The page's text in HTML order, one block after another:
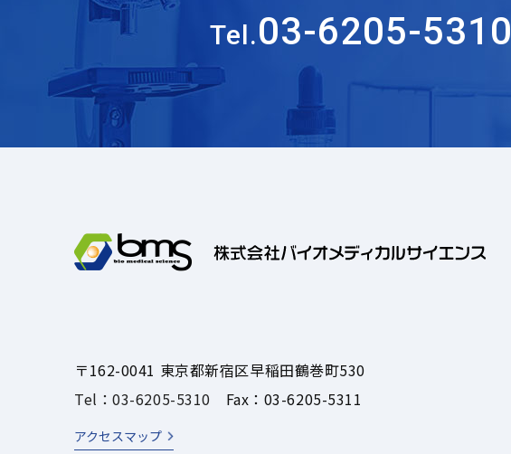
Tel.03-6205-5310
〒162-0041 東京都新宿区早稲田鶴巻町530
Tel：03-6205-5310 Fax：03-6205-5311
アクセスマップ